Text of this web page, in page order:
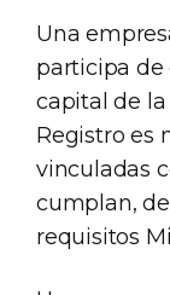
Una
participa de
capital de la
Registro es
vinculadas
cumplan,
requisitos